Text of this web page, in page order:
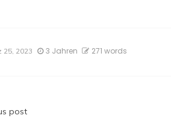
25, 2023 3 Jahren 271 words
post